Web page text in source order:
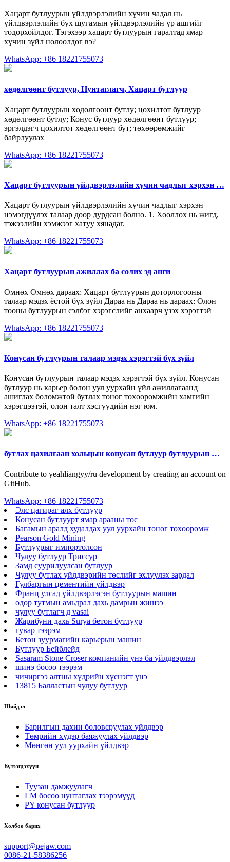
Хацарт бутлуурын үйлдвэрлэлийн хүчин чадал нь
үйлдвэрлэлийн бүх шугамын үйлдвэрлэлийн үр ашгийг
тодорхойлдог. Тэгэхээр хацарт бутлуурын гаралтад ямар
хүчин зүйл нөлөөлдөг вэ?
WhatsApp: +86 18221755073
хөдөлгөөнт бутлуур, Нунтаглагч, Хацарт бутлуур
Хацарт бутлуурын хөдөлгөөнт бутлу; цохилтот бутлуур
хөдөлгөөнт бутлу; Конус бутлуур хөдөлгөөнт бутлуур;
эргэлдэгч цохилтот хөдөлгөөнт бут; төхөөрөмжийг
байрлуулах
WhatsApp: +86 18221755073
Хацарт бутлуурын үйлдвэрлэлийн хүчин чадлыг хэрхэн …
Хацарт бутлуурын үйлдвэрлэлийн хүчин чадлыг хэрхэн
нэмэгдүүлэх талаар доор дурдсан болно. 1. Хооллох нь жигд,
тэжээлийн хэмжээг хатуу хянадаг.
WhatsApp: +86 18221755073
Хацарт бутлуурын ажиллах ба солих эд анги
Өмнөх Өмнөх дараах: Хацарт бутлуурын доторлогооны
талаар мэдэх ёстой бүх зүйл Дараа нь Дараа нь дараах: Олон
тооны бутлуурын сэлбэг хэрэгслийг анхаарч үзэх хэрэгтэй
WhatsApp: +86 18221755073
Конусан бутлуурын талаар мэдэх хэрэгтэй бүх зүйл
Конусан бутлуурын талаар мэдэх хэрэгтэй бүх зүйл. Конусан
бутлуур нь карьер болон уул уурхайн үйл ажиллагаанд
ашиглах боломжтой бутлах тоног төхөөрөмжийн хамгийн
хэрэгцээтэй, олон талт хэсгүүдийн нэг юм.
WhatsApp: +86 18221755073
бутлах цахилгаан хольцын конусан бутлуур бутлуурын …
Contribute to yeahliangyy/ru development by creating an account on
GitHub.
WhatsApp: +86 18221755073
Элс цагираг алх бутлуур
Конусан бутлуурт ямар арааны тос
Багамын аралд худалдах уул уурхайн тоног төхөөрөмж
Pearson Gold Mining
Бутлуурыг импортолсон
Чулуу бутлуур Триссур
Замд суурилуулсан бутлуур
Чулуу бутлах үйлдвэрийн төслийг эхлүүлэх зардал
Гулбаргын цементийн үйлдвэр
Франц улсад үйлдвэрлэсэн бутлуурын машин
өдөр тутмын амьдрал дахь дамрын жишээ
чулуу бутлагч д vasai
Жарибуни дахь Surya бетон бутлуур
гувар тээрэм
Бетон зуурмагийн карьерын машин
Бутлуур Бейблейд
Sasaram Stone Croser компанийн үнэ ба үйлдвэрлэл
шинэ босоо тээрэм
чичиргээ алтны хүдрийн хүснэгт үнэ
13815 Балластын чулуу бутлуур
Шийдэл
Барилгын дахин боловсруулах үйлдвэр
Төмрийн хүдэр баяжуулах үйлдвэр
Мөнгөн уул уурхайн үйлдвэр
Бүтээгдэхүүн
Туузан дамжуулагч
LM босоо нунтаглах тээрэмүүд
PY конусан бутлуур
Холбоо барих
support@pejaw.com
0086-21-58386256